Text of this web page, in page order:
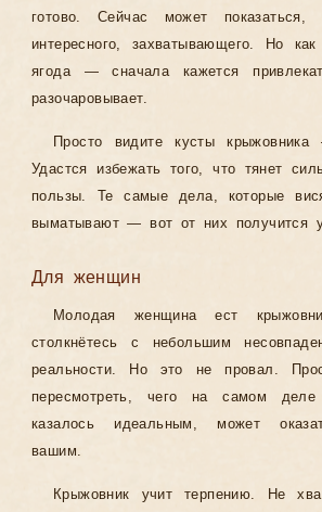
готово. Сейчас может показаться,
интересного, захватывающего. Но
ягода — сначала кажется
разочаровывает.
Просто видите кусты
Удастся избежать того, что тянет
пользы. Те самые дела, которые
выматывают — вот от них получится
Для женщин
Молодая женщина ест
столкнётесь с небольшим
реальности. Но это не провал.
пересмотреть, чего на самом
казалось идеальным, может
вашим.
Крыжовник учит терпению. Не